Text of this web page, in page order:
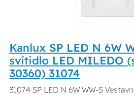
Kanlux SP LED N 6W
svítidlo LED MILEDO
30360) 31074
31074 SP LED N 6W WW-S